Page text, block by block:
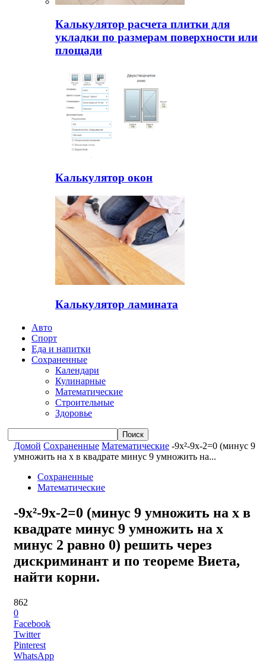
Калькулятор расчета плитки для
укладки по размерам поверхности или
площади
Калькулятор окон
Калькулятор ламината
Авто
Спорт
Еда и напитки
Сохраненные
Календари
Кулинарные
Математические
Строительные
Здоровье
Домой Сохраненные Математические -9x²-9x-2=0 (минус 9
умножить на x в квадрате минус 9 умножить на...
Сохраненные
Математические
-9x²-9x-2=0 (минус 9 умножить на x в
квадрате минус 9 умножить на x
минус 2 равно 0) решить через
дискриминант и по теореме Виета,
найти корни.
862
0
Facebook
Twitter
Pinterest
WhatsApp